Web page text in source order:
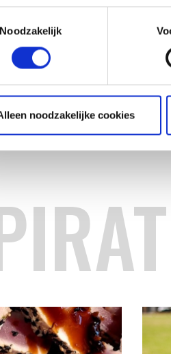
Noodzakelijk
noodzakelijke cookies
RAPIDFIRE COMPACT